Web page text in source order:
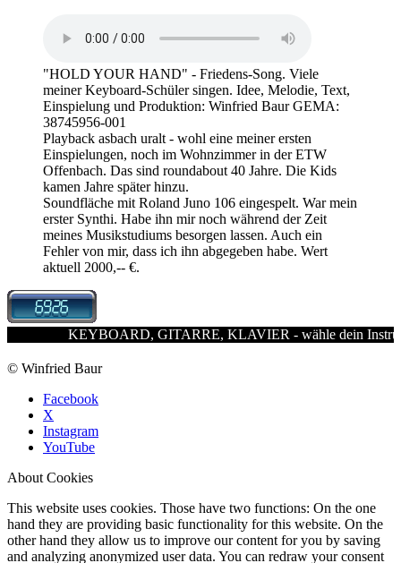
"HOLD YOUR HAND" - Friedens-Song. Viele
meiner Keyboard-Schüler singen. Idee, Melodie, Text,
Einspielung und Produktion: Winfried Baur GEMA:
38745956-001
Playback asbach uralt - wohl eine meiner ersten
Einspielungen, noch im Wohnzimmer in der ETW
Offenbach. Das sind roundabout 40 Jahre. Die Kids
kamen Jahre später hinzu.
Soundfläche mit Roland Juno 106 eingespelt. War mein
erster Synthi. Habe ihn mir noch während der Zeit
meines Musikstudiums besorgen lassen. Auch ein
Fehler von mir, dass ich ihn abgegeben habe. Wert
aktuell 2000,-- €.
KEYBOARD, GITARRE, KLAVIER - wähle dein
© Winfried Baur
Facebook
X
Instagram
YouTube
About Cookies
This website uses cookies. Those have two functions: On the one
hand they are providing basic functionality for this website. On the
other hand they allow us to improve our content for you by saving
and analyzing anonymized user data. You can redraw your consent